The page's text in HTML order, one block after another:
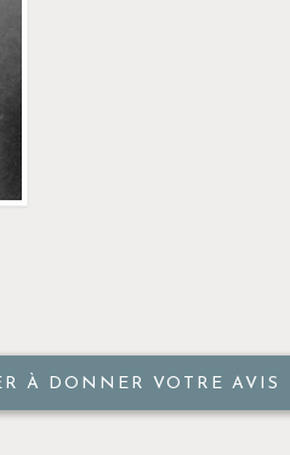
À DONNER VOTRE AVIS